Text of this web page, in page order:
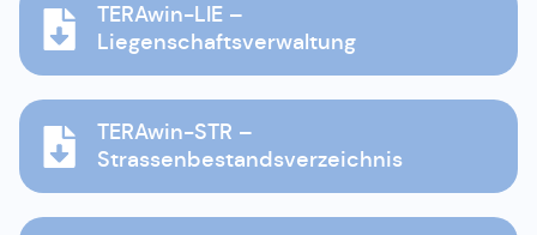
TERAwin-LIE –
Liegenschaftsverwaltung
TERAwin-STR –
Strassenbestandsverzeichnis